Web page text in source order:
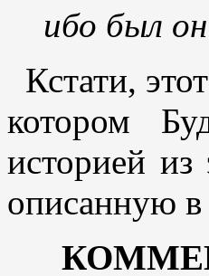
ибо был
Кстати,
котором
историей из
описанную